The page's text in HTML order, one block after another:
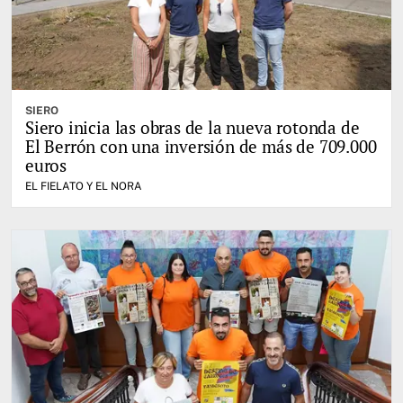
SIERO
Siero inicia las obras de la nueva rotonda de
El Berrón con una inversión de más de 709.000
euros
EL FIELATO Y EL NORA